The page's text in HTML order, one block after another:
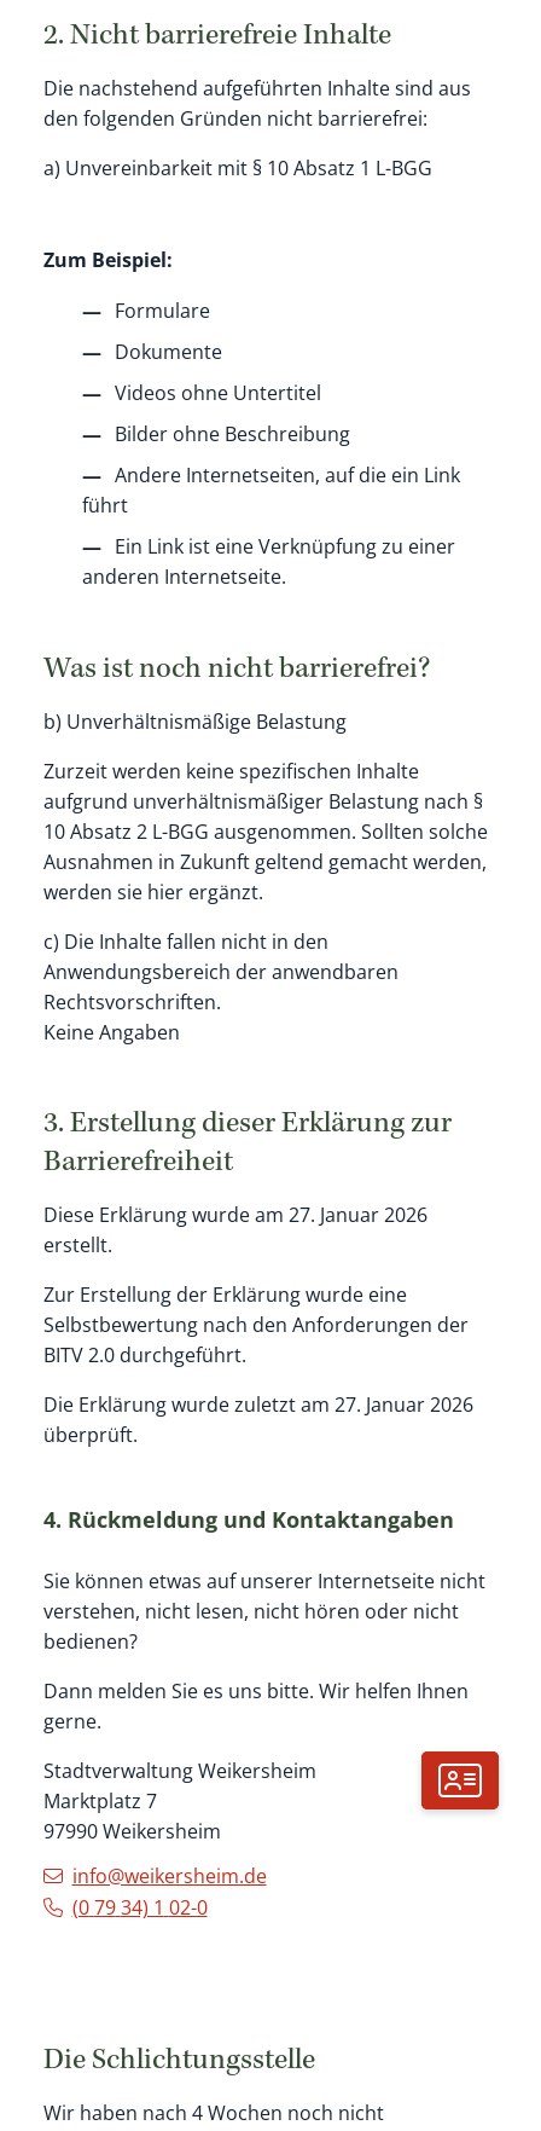
2. Nicht barrierefreie Inhalte
Die nachstehend aufgeführten Inhalte sind aus
den folgenden Gründen nicht barrierefrei:
a) Unvereinbarkeit mit § 10 Absatz 1 L-BGG
Zum Beispiel:
Formulare
Dokumente
Videos ohne Untertitel
Bilder ohne Beschreibung
Andere Internetseiten, auf die ein Link
führt
Ein Link ist eine Verknüpfung zu einer
anderen Internetseite.
Was ist noch nicht barrierefrei?
b) Unverhältnismäßige Belastung
Zurzeit werden keine spezifischen Inhalte
aufgrund unverhältnismäßiger Belastung nach §
10 Absatz 2 L-BGG ausgenommen. Sollten solche
Ausnahmen in Zukunft geltend gemacht werden,
werden sie hier ergänzt.
c) Die Inhalte fallen nicht in den
Anwendungsbereich der anwendbaren
Rechtsvorschriften.
Keine Angaben
3. Erstellung dieser Erklärung zur
Barrierefreiheit
Diese Erklärung wurde am 27. Januar 2026
erstellt.
Zur Erstellung der Erklärung wurde eine
Selbstbewertung nach den Anforderungen der
BITV 2.0 durchgeführt.
Die Erklärung wurde zuletzt am 27. Januar 2026
überprüft.
4. Rückmeldung und Kontaktangaben
Sie können etwas auf unserer Internetseite nicht
verstehen, nicht lesen, nicht hören oder nicht
bedienen?
Dann melden Sie es uns bitte. Wir helfen Ihnen
gerne.
Stadtverwaltung Weikersheim
Marktplatz 7
97990 Weikersheim
info@weikersheim.de
(0 79 34) 1 02-0
Die Schlichtungsstelle
Wir haben nach 4 Wochen noch nicht